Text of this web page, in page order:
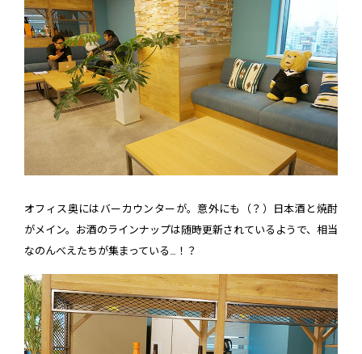
オフィス奥にはバーカウンターが。意外にも（？）日本酒と焼酎
がメイン。お酒のラインナップは随時更新されているようで、相当
なのんべえたちが集まっている…！？